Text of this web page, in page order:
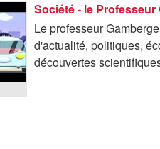
Société - le
Le professeur
d'actualité, politiques,
découvertes